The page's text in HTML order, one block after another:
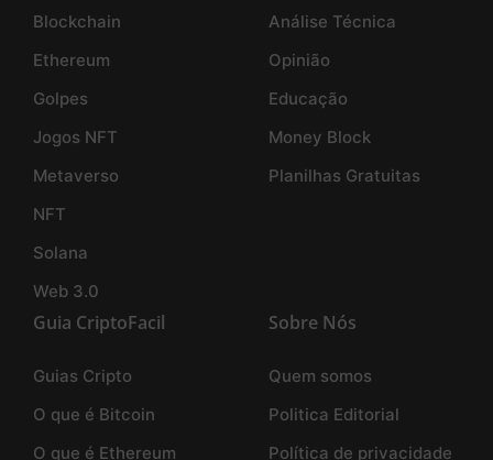
Blockchain
Ethereum
Golpes
Jogos NFT
Metaverso
NFT
Solana
Web 3.0
Análise Técnica
Opinião
Educação
Money Block
Planilhas Gratuitas
Guia CriptoFacil
Guias Cripto
O que é Bitcoin
O que é Ethereum
Sobre Nós
Quem somos
Politica Editorial
Política de privacidade